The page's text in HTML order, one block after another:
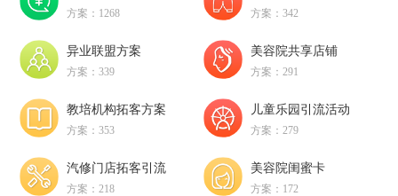
方案：1268 方案：342
异业联盟方案
方案：339
美容院共享店铺
方案：291
教培机构拓客方案
方案：353
儿童乐园引流活动
方案：279
汽修门店拓客引流
方案：218
美容院闺蜜卡
方案：172